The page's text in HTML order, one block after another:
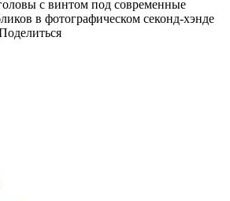
с винтом под современные
в фотографическом секонд-хэнде